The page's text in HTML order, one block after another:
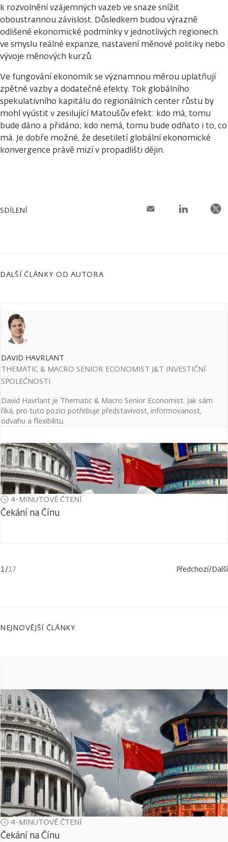
k rozvolnění vzájemných vazeb ve snaze snížit
oboustrannou závislost. Důsledkem budou výrazně
odlišené ekonomické podmínky v jednotlivých regionech
ve smyslu reálné expanze, nastavení měnové politiky nebo
vývoje měnových kurzů.
Ve fungování ekonomik se významnou měrou uplatňují
zpětné vazby a dodatečné efekty. Tok globálního
spekulativního kapitálu do regionálních center růstu by
mohl vyústit v zesilující Matoušův efekt: kdo má, tomu
bude dáno a přidáno; kdo nemá, tomu bude odňato i to, co
má. Je dobře možné, že desetiletí globální ekonomické
konvergence právě mizí v propadlišti dějin.
SDÍLENÍ
DALŠÍ ČLÁNKY OD AUTORA
DAVID HAVRLANT
THEMATIC & MACRO SENIOR ECONOMIST J&T INVESTIČNÍ
SPOLEČNOSTI
David Havrlant je Thematic & Macro Senior Economist. Jak sám
říká, pro tuto pozici potřebuje představivost, informovanost,
odvahu a flexibilitu.
4-MINUTOVÉ ČTENÍ
Čekání na Čínu
1 /17 Předchozí/Další
NEJNOVĚJŠÍ ČLÁNKY
4-MINUTOVÉ ČTENÍ
Čekání na Čínu